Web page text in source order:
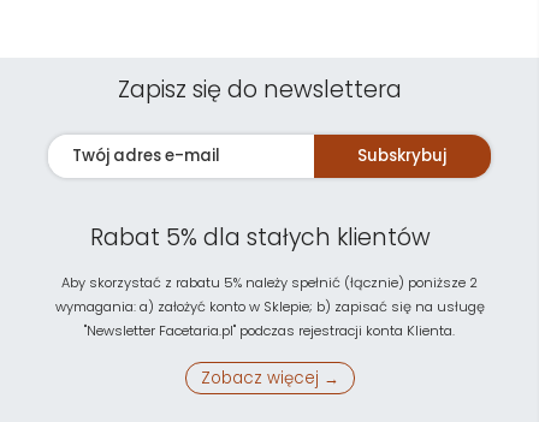
Zapisz się do newslettera
Subskrybuj
Rabat 5% dla stałych klientów
Aby skorzystać z rabatu 5% należy spełnić (łącznie) poniższe 2
wymagania: a) założyć konto w Sklepie; b) zapisać się na usługę
"Newsletter Facetaria.pl" podczas rejestracji konta Klienta.
Zobacz więcej →